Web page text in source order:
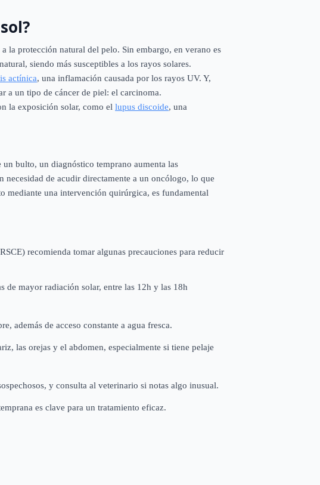
la protección natural del pelo. Sin embargo, en verano es
siendo más susceptibles a los rayos solares.
actínica, una inflamación causada por los rayos UV. Y,
a un tipo de cáncer de piel: el carcinoma.
la exposición solar, como el lupus discoide, una
bulto, un diagnóstico temprano aumenta las
de acudir directamente a un oncólogo, lo que
mediante una intervención quirúrgica, es fundamental
recomienda tomar algunas precauciones para reducir
de mayor radiación solar, entre las 12h y las 18h
además de acceso constante a agua fresca.
las orejas y el abdomen, especialmente si tiene pelaje
y consulta al veterinario si notas algo inusual.
es clave para un tratamiento eficaz.